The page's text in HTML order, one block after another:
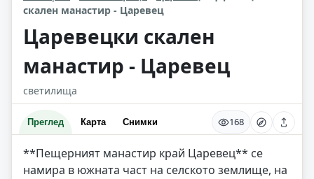
скален манастир - Царевец
Царевецки скален
манастир - Царевец
светилища
Преглед Карта Снимки 168
**Пещерният манастир край Царевец** се
намира в южната част на селското землище, на